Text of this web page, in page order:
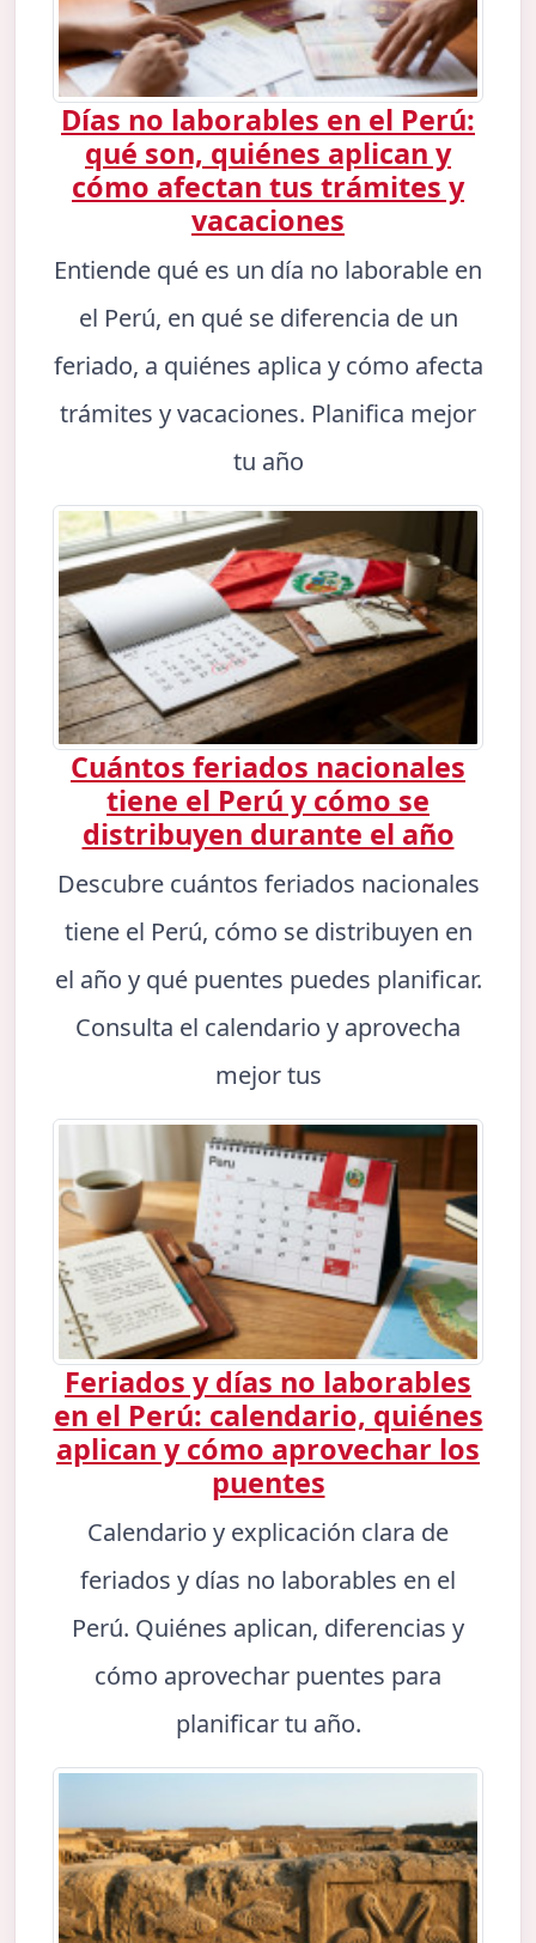
Días no laborables en el Perú:
qué son, quiénes aplican y
cómo afectan tus trámites y
vacaciones
Entiende qué es un día no laborable en
el Perú, en qué se diferencia de un
feriado, a quiénes aplica y cómo afecta
trámites y vacaciones. Planifica mejor
tu año
Cuántos feriados nacionales
tiene el Perú y cómo se
distribuyen durante el año
Descubre cuántos feriados nacionales
tiene el Perú, cómo se distribuyen en
el año y qué puentes puedes planificar.
Consulta el calendario y aprovecha
mejor tus
Feriados y días no laborables
en el Perú: calendario, quiénes
aplican y cómo aprovechar los
puentes
Calendario y explicación clara de
feriados y días no laborables en el
Perú. Quiénes aplican, diferencias y
cómo aprovechar puentes para
planificar tu año.